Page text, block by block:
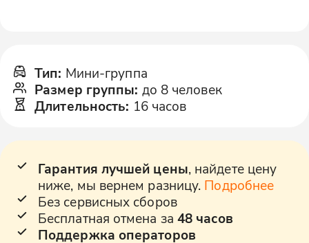
Тип: Мини-группа
Размер группы: до 8 человек
Длительность: 16 часов
Гарантия лучшей цены, найдете цену
ниже, мы вернем разницу. Подробнее
Без сервисных сборов
Бесплатная отмена за 48 часов
Поддержка операторов